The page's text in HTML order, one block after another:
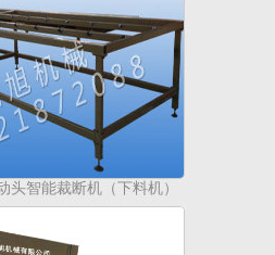
头智能裁断机（下料机）